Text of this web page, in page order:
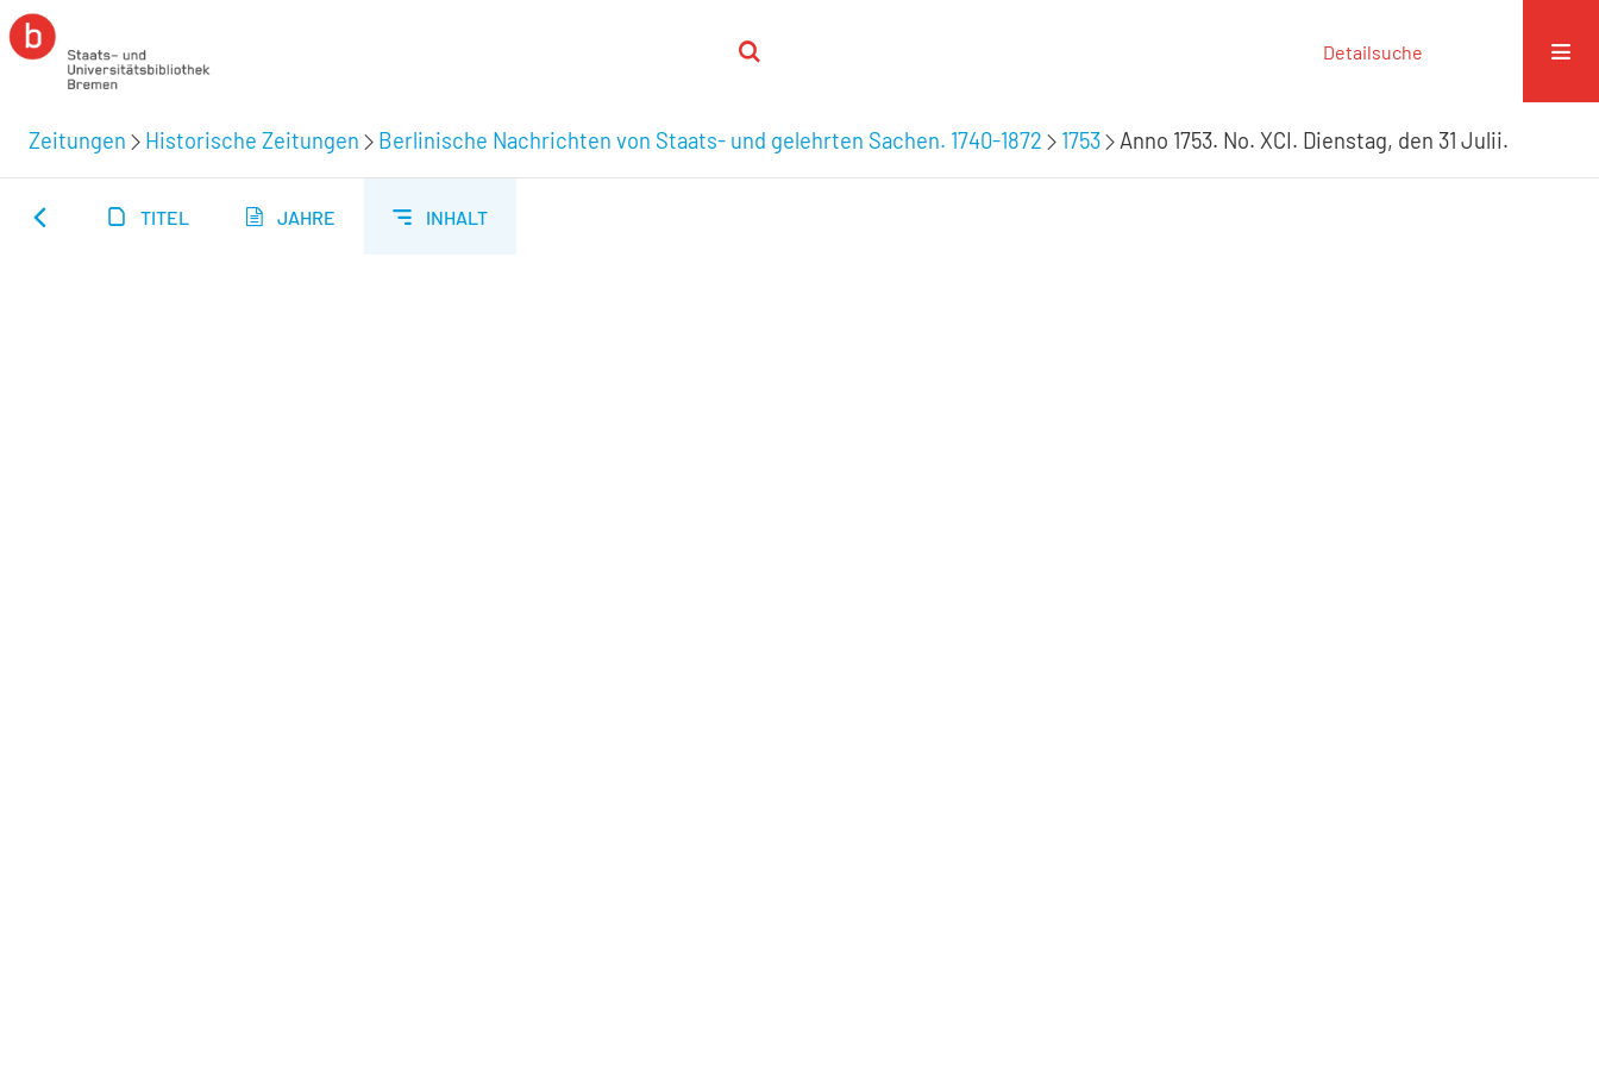
Detailsuche
Zeitungen Historische Zeitungen Berlinische Nachrichten von Staats- und gelehrten Sachen. 1740-1872 1753 Anno 1753. No. XCI. Dienstag, den 31 Julii.
TITEL JAHRE INHALT